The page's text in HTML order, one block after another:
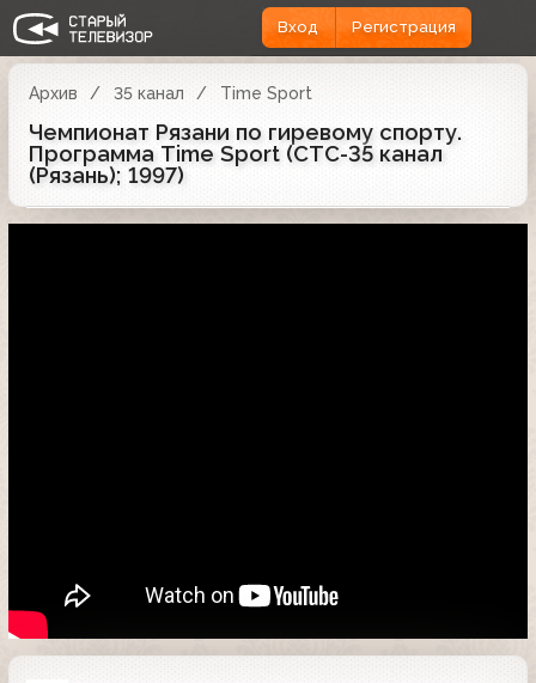
Вход Регистрация
Архив 35 канал Time Sport
Чемпионат Рязани по гиревому спорту.
Программа Time Sport (СТС-35 канал
(Рязань); 1997)